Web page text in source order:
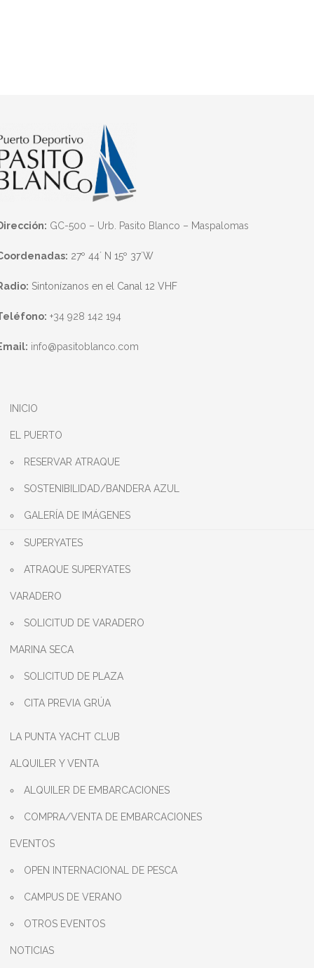
GC-500 – Urb. Pasito Blanco – Maspalomas
27º 44´ N 15º 37´W
Sintonízanos en el Canal 12 VHF
+34 928 142 194
info@pasitoblanco.com
INICIO
EL PUERTO
RESERVAR ATRAQUE
SOSTENIBILIDAD/BANDERA AZUL
GALERÍA DE IMÁGENES
SUPERYATES
ATRAQUE SUPERYATES
VARADERO
SOLICITUD DE VARADERO
MARINA SECA
SOLICITUD DE PLAZA
CITA PREVIA GRÚA
LA PUNTA YACHT CLUB
ALQUILER Y VENTA
ALQUILER DE EMBARCACIONES
COMPRA/VENTA DE EMBARCACIONES
EVENTOS
OPEN INTERNACIONAL DE PESCA
CAMPUS DE VERANO
OTROS EVENTOS
NOTICIAS